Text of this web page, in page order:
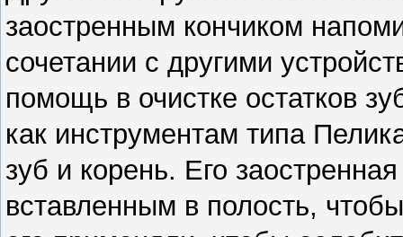
заостренным кончиком
сочетании с другими
помощь в очистке остатков
как инструментам типа
зуб и корень. Его
вставленным в полость,